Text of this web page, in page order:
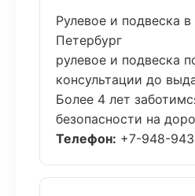
Рулевое и подвеска
Петербург
рулевое и подвеска
консультации до
Более 4 лет
безопасности на
Телефон: +7-948-